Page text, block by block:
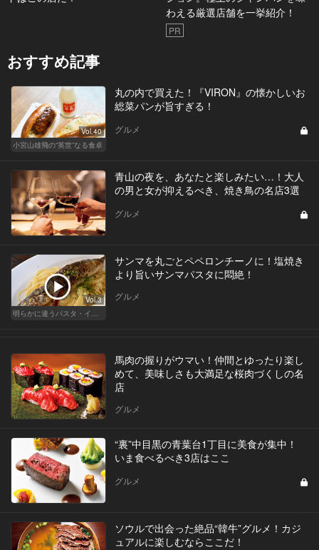
わえる厳選店舗を一挙紹介！
PR
おすすめ記事
Vol.40
小宮山雄飛の“英世”なる食卓
丸の内で買えた！『VIRON』の懐かしいお
総菜パンが旨すぎる！
グルメ
青山の夜を、あなたと楽しみたい…！大人
の男と女が抑えるべき、焼き鳥の名店3選
グルメ
Vol.3
明らかに違うパスタ・イタリアン
サンマを丸ごとペペロンチーノに！塩焼き
より旨いサンマパスタに悶絶！
グルメ
馬肉の握りがウマい！仲間とゆったり楽し
めて、美味しさも大満足な桜肉づくしの名
店
グルメ
“裏”中目黒の青葉台1丁目に美食が集中！
いま食べるべき3店はここ
グルメ
ソウルで出会った絶品“韓牛”グルメ！カジ
ュアルに楽しむならここだ！